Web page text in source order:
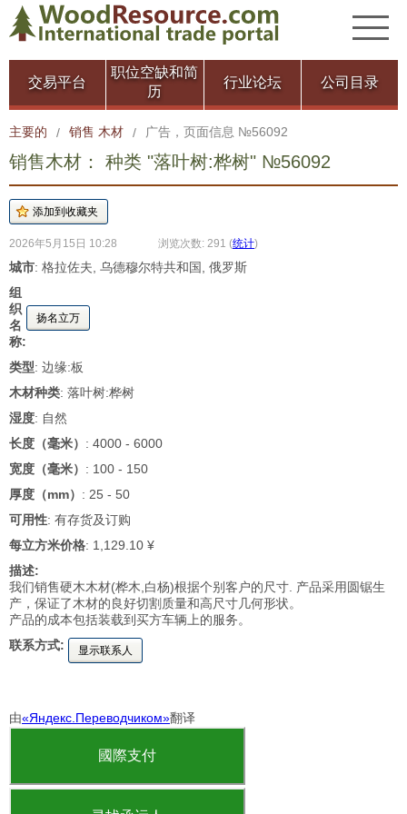
交易平台
职位空缺和简
历
行业论坛 公司目录
主要的 / 销售 木材 / 广告，页面信息 №56092
销售木材： 种类 "落叶树:桦树" №56092
2026年5月15日 10:28 浏览次数: 291 (统计)
城市: 格拉佐夫, 乌德穆尔特共和国, 俄罗斯
组
织
名
称:
扬名立万
类型: 边缘:板
木材种类: 落叶树:桦树
湿度: 自然
长度（毫米） : 4000 - 6000
宽度（毫米） : 100 - 150
厚度（mm） : 25 - 50
可用性: 有存货及订购
每立方米价格: 1,129.10 ¥
描述:
我们销售硬木木材(桦木,白杨)根据个别客户的尺寸. 产品采用圆锯生
产，保证了木材的良好切割质量和高尺寸几何形状。
产品的成本包括装载到买方车辆上的服务。
联系方式:
显示联系人
由«Яндекс.Переводчиком»翻译
國際支付